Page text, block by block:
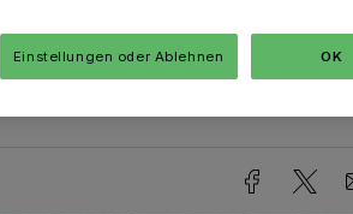
Einstellungen oder Ablehnen OK